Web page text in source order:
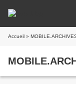
Accueil »